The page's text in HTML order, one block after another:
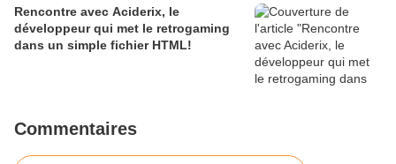
Rencontre avec Aciderix, le
développeur qui met le retrogaming
dans un simple fichier HTML!
Commentaires